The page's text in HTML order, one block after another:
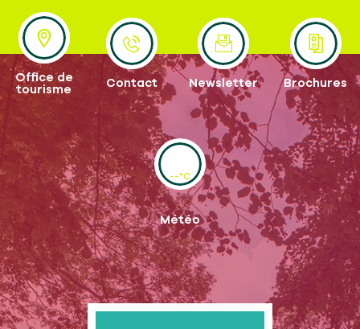
avec Danyla GUY
Office de
tourisme
Contact Newsletter Brochures
--°C
Météo